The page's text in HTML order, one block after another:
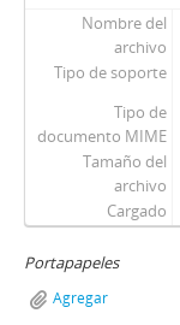
Nombre del
archivo
Tipo de soporte
Tipo de
documento MIME
Tamaño del
archivo
Cargado
Portapapeles
Agregar